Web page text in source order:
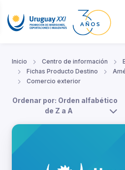
Inicio Centro de información
Fichas Producto Destino
Comercio exterior
Ordenar por: Orden alfabético
de Z a A